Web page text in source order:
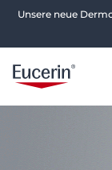
Unsere neue